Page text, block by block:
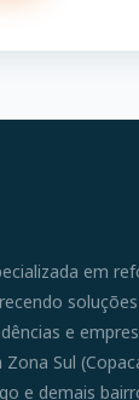
em
e
Sul
e demais